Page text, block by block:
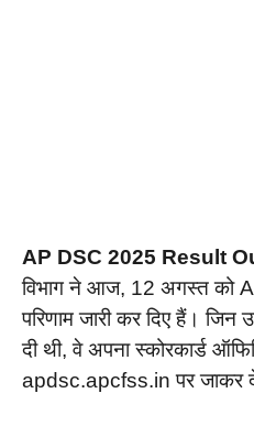
AP DSC 2025 Result
विभाग ने आज, 12 अगस्त को
परिणाम जारी कर दिए हैं। जिन
दी थी, वे अपना स्कोरकार्ड
apdsc.apcfss.in पर